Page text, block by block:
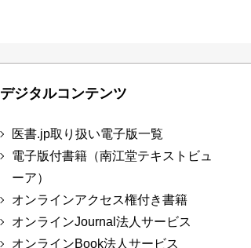
デジタルコンテンツ
医書.jp取り扱い電子版一覧
電子版付書籍（南江堂テキストビュ
ーア）
オンラインアクセス権付き書籍
オンラインJournal法人サービス
オンラインBook法人サービス